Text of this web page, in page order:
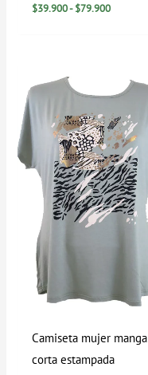
$39.900- $79.900
Camiseta mujer manga
corta estampada